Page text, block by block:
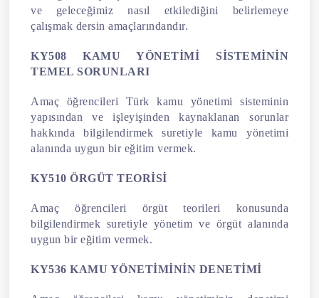
ve geleceğimiz nasıl etkilediğini belirlemeye
çalışmak dersin amaçlarındandır.
KY508 KAMU YÖNETİMİ SİSTEMİNİN
TEMEL SORUNLARI
Amaç öğrencileri Türk kamu yönetimi sisteminin
yapısından ve işleyişinden kaynaklanan sorunlar
hakkında bilgilendirmek suretiyle kamu yönetimi
alanında uygun bir eğitim vermek.
KY510 ÖRGÜT TEORİSİ
Amaç öğrencileri örgüt teorileri konusunda
bilgilendirmek suretiyle yönetim ve örgüt alanında
uygun bir eğitim vermek.
KY536 KAMU YÖNETİMİNİN DENETİMİ